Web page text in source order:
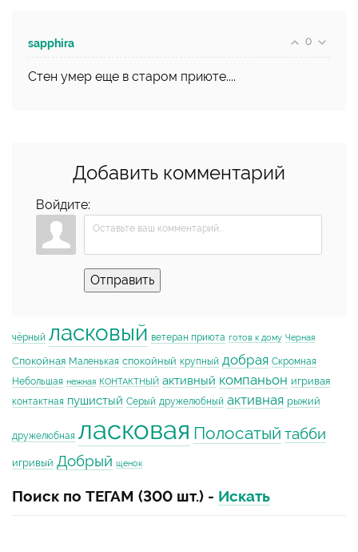
0
sapphira
Стен умер еще в старом приюте....
Добавить комментарий
Войдите:
Отправить
чёрный ласковый ветеран приюта готов к дому Черная
Спокойная Маленькая спокойный крупный добрая Скромная
Небольшая нежная КОНТАКТНЫЙ активный компаньон игривая
контактная пушистый Серый дружелюбный активная рыжий
дружелюбная ласковая Полосатый табби
игривый Добрый щенок
Поиск по ТЕГАМ (300 шт.) - Искать